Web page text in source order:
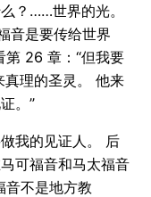
？……世界的光。
音是要传给世界
第 26 章：“但我要
真理的圣灵。 他来
。”
我的见证人。 后
可福音和马太福音
音不是地方教